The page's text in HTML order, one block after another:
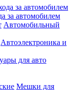
за автомобилем
Автомобильный
Автоэлектроника и
для авто
Мешки для